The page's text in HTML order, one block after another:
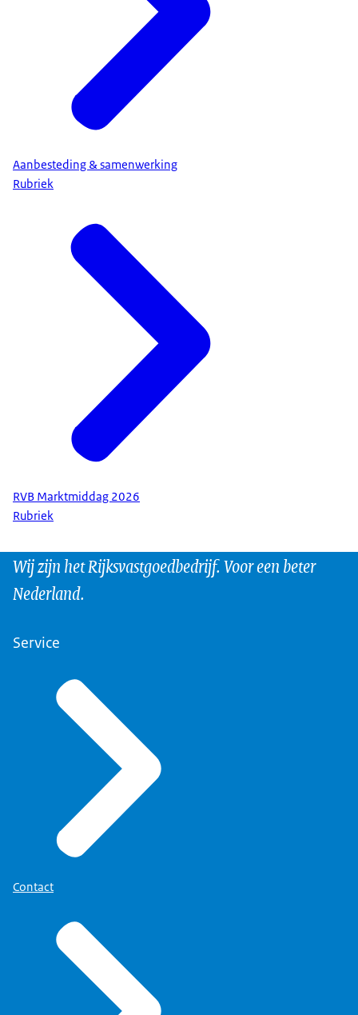
Aanbesteding & samenwerking
Rubriek
RVB Marktmiddag 2026
Rubriek
Wij zijn het Rijksvastgoedbedrijf. Voor een beter
Nederland.
Service
Contact